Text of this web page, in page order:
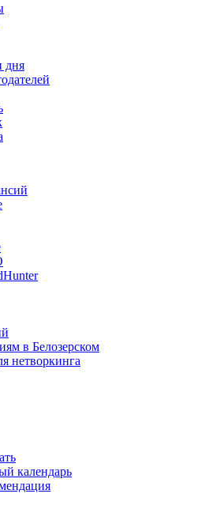
дня
в Белозерском
нетворкинга
календарь